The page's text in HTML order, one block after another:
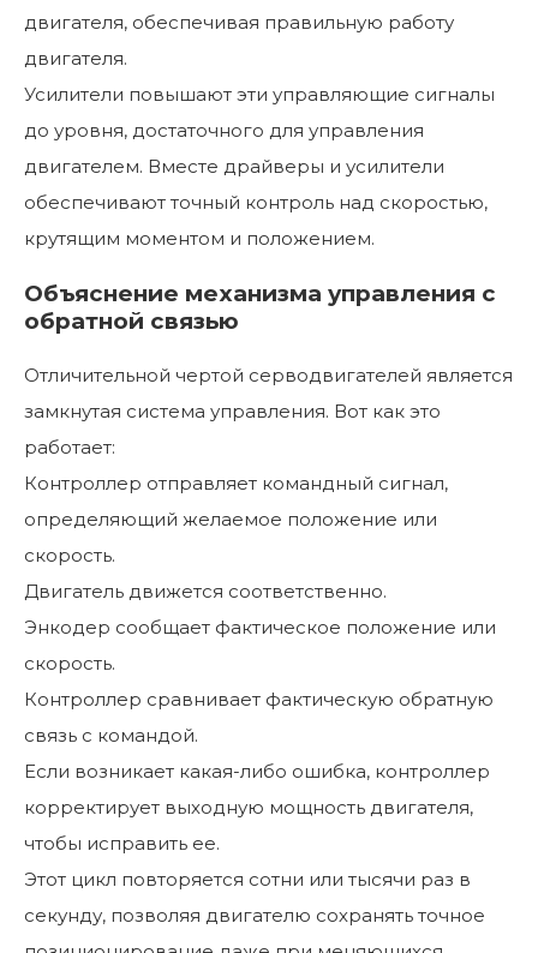
двигателя, обеспечивая правильную работу
двигателя.
Усилители повышают эти управляющие сигналы
до уровня, достаточного для управления
двигателем. Вместе драйверы и усилители
обеспечивают точный контроль над скоростью,
крутящим моментом и положением.
Объяснение механизма управления с
обратной связью
Отличительной чертой серводвигателей является
замкнутая система управления. Вот как это
работает:
Контроллер отправляет командный сигнал,
определяющий желаемое положение или
скорость.
Двигатель движется соответственно.
Энкодер сообщает фактическое положение или
скорость.
Контроллер сравнивает фактическую обратную
связь с командой.
Если возникает какая-либо ошибка, контроллер
корректирует выходную мощность двигателя,
чтобы исправить ее.
Этот цикл повторяется сотни или тысячи раз в
секунду, позволяя двигателю сохранять точное